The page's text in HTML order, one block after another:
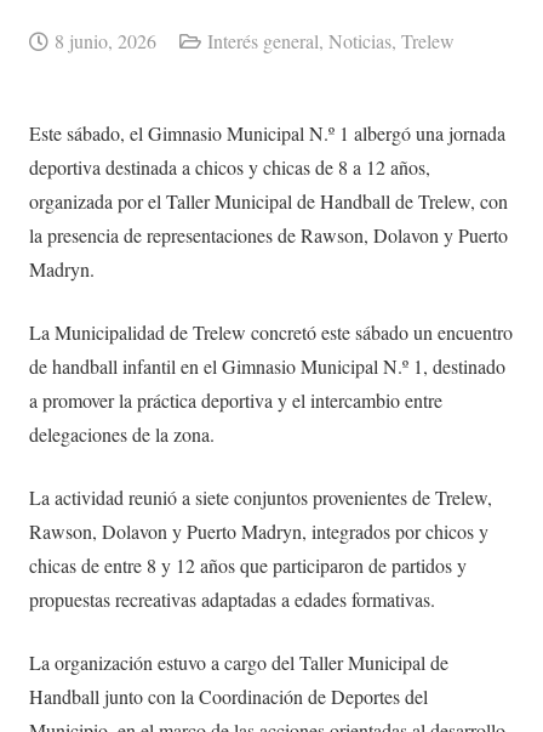
8 junio, 2026 Interés general, Noticias, Trelew
Este sábado, el Gimnasio Municipal N.º 1 albergó una jornada
deportiva destinada a chicos y chicas de 8 a 12 años,
organizada por el Taller Municipal de Handball de Trelew, con
la presencia de representaciones de Rawson, Dolavon y Puerto
Madryn.
La Municipalidad de Trelew concretó este sábado un encuentro
de handball infantil en el Gimnasio Municipal N.º 1, destinado
a promover la práctica deportiva y el intercambio entre
delegaciones de la zona.
La actividad reunió a siete conjuntos provenientes de Trelew,
Rawson, Dolavon y Puerto Madryn, integrados por chicos y
chicas de entre 8 y 12 años que participaron de partidos y
propuestas recreativas adaptadas a edades formativas.
La organización estuvo a cargo del Taller Municipal de
Handball junto con la Coordinación de Deportes del